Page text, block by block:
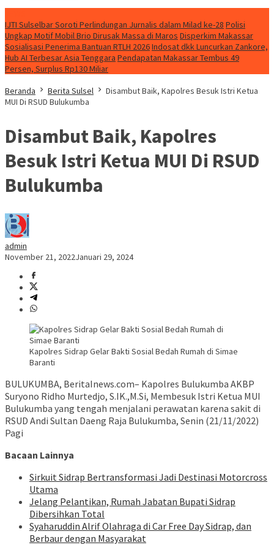
IJTI Sulselbar Soroti Perlindungan Jurnalis dalam Milad ke-28 Polisi
Ungkap Motif Mobil Brio Dirusak Massa di Maros Disperkim Makassar
Sosialisasi Penerima Bantuan RTLH 2026Indosat dkk Luncurkan Zankore,
Hub AI Terbesar Asia Tenggara Pendapatan Makassar Tembus 49
Persen, Surplus Rp130 Miliar
Beranda
Berita Sulsel
Disambut Baik, Kapolres Besuk Istri Ketua
MUI Di RSUD Bulukumba
Disambut Baik, Kapolres
Besuk Istri Ketua MUI Di RSUD
Bulukumba
admin
November 21, 2022Januari 29, 2024
Kapolres Sidrap Gelar Bakti Sosial Bedah Rumah di Simae
Baranti
BULUKUMBA, BeritaInews.com– Kapolres Bulukumba AKBP
Suryono Ridho Murtedjo, S.IK.,M.Si, Membesuk Istri Ketua MUI
Bulukumba yang tengah menjalani perawatan karena sakit di
RSUD Andi Sultan Daeng Raja Bulukumba, Senin (21/11/2022)
Pagi
Bacaan Lainnya
Sirkuit Sidrap Bertransformasi Jadi Destinasi Motorcross
Utama
Jelang Pelantikan, Rumah Jabatan Bupati Sidrap
Dibersihkan Total
Syaharuddin Alrif Olahraga di Car Free Day Sidrap, dan
Berbaur dengan Masyarakat